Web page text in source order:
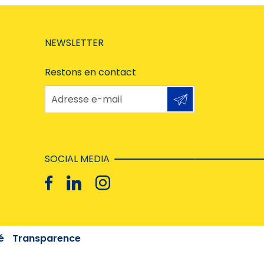
NEWSLETTER
Restons en contact
Adresse e-mail
SOCIAL MEDIA
Transparence